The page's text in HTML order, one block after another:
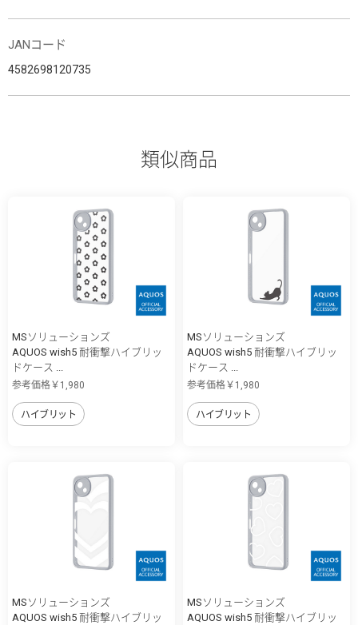
JANコード
4582698120735
類似商品
MSソリューションズ
AQUOS wish5 耐衝撃ハイブリッ
ドケース ...
参考価格￥1,980
ハイブリット
MSソリューションズ
AQUOS wish5 耐衝撃ハイブリッ
ドケース ...
参考価格￥1,980
ハイブリット
MSソリューションズ
AQUOS wish5 耐衝撃ハイブリッ
MSソリューションズ
AQUOS wish5 耐衝撃ハイブリッ